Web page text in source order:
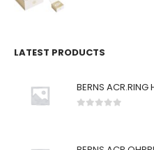
LATEST PRODUCTS